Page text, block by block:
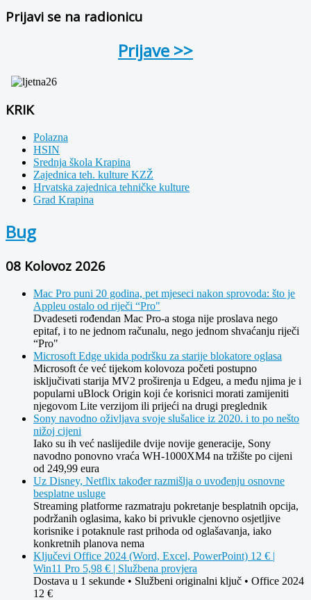
Prijavi se na radionicu
Prijave >>
KRIK
Polazna
HSIN
Srednja škola Krapina
Zajednica teh. kulture KZŽ
Hrvatska zajednica tehničke kulture
Grad Krapina
Bug
08 Kolovoz 2026
Mac Pro puni 20 godina, pet mjeseci nakon sprovoda: što je
Appleu ostalo od riječi “Pro"
Dvadeseti rođendan Mac Pro-a stoga nije proslava nego
epitaf, i to ne jednom računalu, nego jednom shvaćanju riječi
“Pro"
Microsoft Edge ukida podršku za starije blokatore oglasa
Microsoft će već tijekom kolovoza početi postupno
isključivati starija MV2 proširenja u Edgeu, a među njima je i
popularni uBlock Origin koji će korisnici morati zamijeniti
njegovom Lite verzijom ili prijeći na drugi preglednik
Sony navodno oživljava svoje slušalice iz 2020. i to po nešto
nižoj cijeni
Iako su ih već naslijedile dvije novije generacije, Sony
navodno ponovno vraća WH-1000XM4 na tržište po cijeni
od 249,99 eura
Uz Disney, Netflix također razmišlja o uvođenju osnovne
besplatne usluge
Streaming platforme razmatraju pokretanje besplatnih opcija,
podržanih oglasima, kako bi privukle cjenovno osjetljive
korisnike i potaknule rast prihoda od oglašavanja, iako
konkretnih planova nema
Ključevi Office 2024 (Word, Excel, PowerPoint) 12 € |
Win11 Pro 5,98 € | Službena provjera
Dostava u 1 sekunde • Službeni originalni ključ • Office 2024
12 €